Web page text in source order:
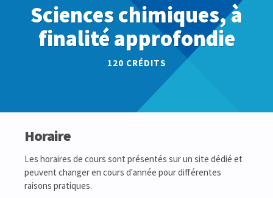
Sciences chimiques, à
finalité approfondie
120 CRÉDITS
Horaire
Les horaires de cours sont présentés sur un site dédié et
peuvent changer en cours d'année pour différentes
raisons pratiques.